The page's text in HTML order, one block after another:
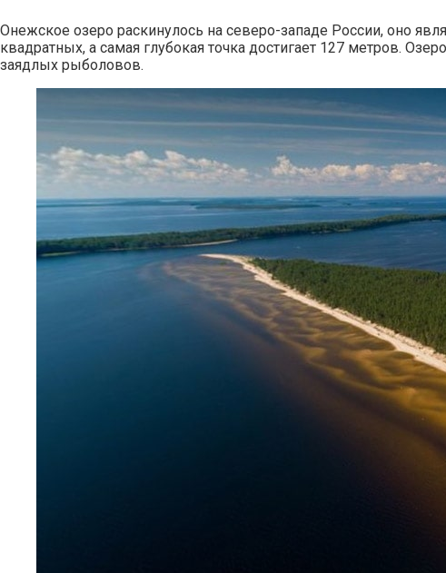
Онежское озеро раскинулось на северо-западе России, оно
квадратных, а самая глубокая точка достигает 127 метров.
заядлых рыболовов.